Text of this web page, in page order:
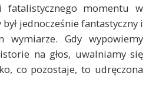
momentu w
jednocześnie fantastyczny i
wymiarze. Gdy wypowiemy
na głos, uwalniamy się
co pozostaje, to udręczona